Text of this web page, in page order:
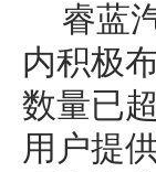
睿蓝
内积极
数量已
用户提